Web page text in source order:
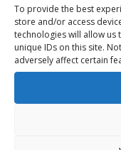
To provide the best
store and/or access
technologies will allow
unique IDs on this site.
adversely affect certain